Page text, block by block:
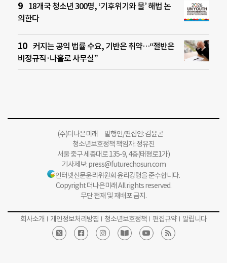
18개국 청소년 300명, ‘기후위기와 물’ 해법 논
의한다
커지는 공익 법률 수요, 기반은 취약…“절반은
비정규직·나홀로 사무실”
(주)더나은미래 발행인/편집인: 김윤곤
청소년보호정책 책임자: 정유진
서울 중구 세종대로 135-9, 4층(태평로1가)
기사제보:press@futurechosun.com
인터넷신문윤리위원회 윤리강령을 준수합니다.
Copyright 더나은미래 All rights reserved.
무단 전재 및 재배포 금지.
회사소개 개인정보처리방침 청소년보호정책 편집규약 알립니다